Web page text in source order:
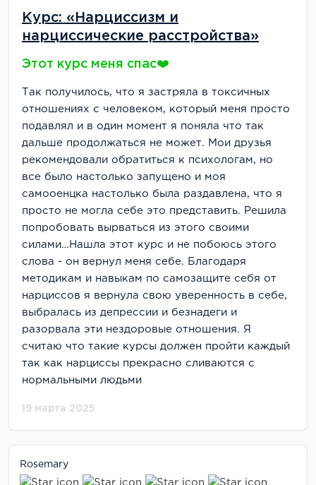
Курс: «Нарциссизм и
нарциссические расстройства»
Этот курс меня спас❤️
Так получилось, что я застряла в токсичных
отношениях с человеком, который меня просто
подавлял и в один момент я поняла что так
дальше продолжаться не может. Мои друзья
рекомендовали обратиться к психологам, но
все было настолько запущено и моя
самооенцка настолько была раздавлена, что я
просто не могла себе это представить. Решила
попробовать вырваться из этого своими
силами…Нашла этот курс и не побоюсь этого
слова - он вернул меня себе. Благодаря
методикам и навыкам по самозащите себя от
нарциссов я вернула свою уверенность в себе,
выбралась из депрессии и безнадеги и
разорвала эти нездоровые отношения. Я
считаю что такие курсы должен пройти каждый
так как нарциссы прекрасно сливаются с
нормальными людьми
19 марта 2025
Rosemary